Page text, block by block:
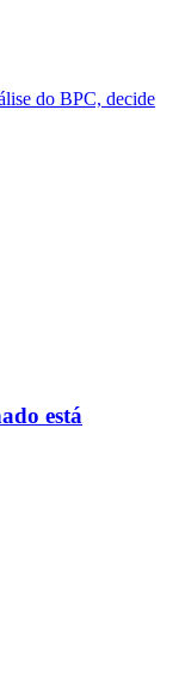
do BPC, decide
está